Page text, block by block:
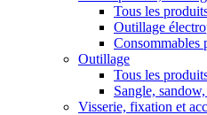
Tous les
Outillage
Consommables
Outillage
Tous les
Sangle,
Visserie, fixation et